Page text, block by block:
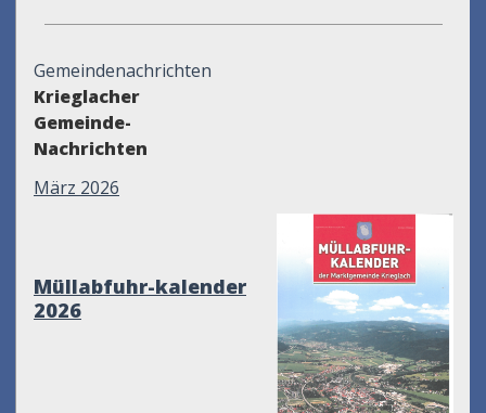
Gemeindenachrichten
Krieglacher
Gemeinde-
Nachrichten
März 2026